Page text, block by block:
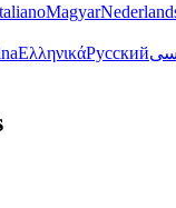
Magyar
ΕλληνικάРусский